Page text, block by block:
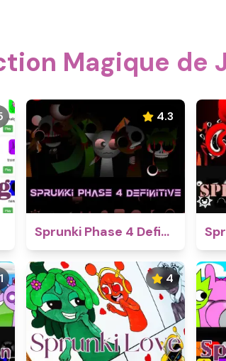
Magique de
4.3
Sprunki Phase 4 Definitive
4